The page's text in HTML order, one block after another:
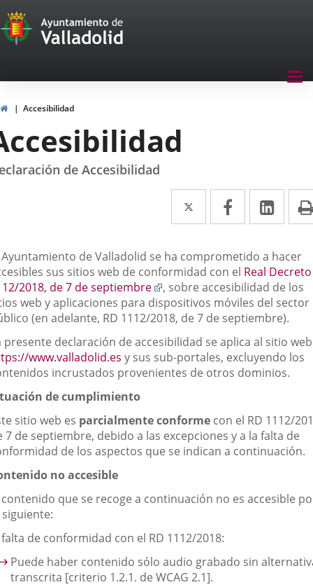
Transparencia
Menu
Transparencia
HomeAccesibilidad
de Accesibilidad
Twitter
Enlace
a
una
aplicación
externa.
Facebook
Enlace
a
una
aplicación
externa.
a
una
Ayuntamiento de Valladolid se ha comprometido a hacer
sus sitios web de conformidad con el Real Decreto
2018, de 7 de septiembre
Enlace
a
una
externa.
, sobre accesibilidad de los
web y aplicaciones para dispositivos móviles del sector
(en adelante, RD 1112/2018, de 7 de septiembre).
presente declaración de accesibilidad se aplica al sitio web
www.valladolid.es Enlace
a
aplicación
externa.
y sus sub-portales, excluyendo los
incrustados provenientes de otros dominios.
de cumplimiento
sitio web es parcialmente conforme con el RD 1112/
7 de septiembre, debido a las excepciones y a la falta de
de los aspectos que se indican a continuación.
no accesible
contenido que se recoge a continuación no es accesible
de conformidad con el RD 1112/2018:
Puede haber contenido sólo audio grabado sin
transcrita [criterio 1.2.1. de WCAG 2.1].